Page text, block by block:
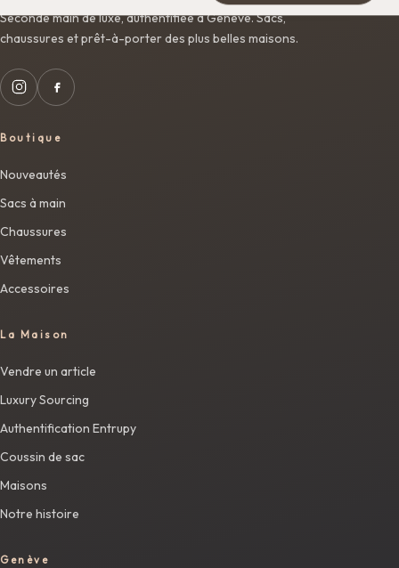
Seconde main de luxe, authentifiée à Genève. Sacs,
chaussures et prêt-à-porter des plus belles maisons.
Boutique
Nouveautés
Sacs à main
Chaussures
Vêtements
Accessoires
La Maison
Vendre un article
Luxury Sourcing
Authentification Entrupy
Coussin de sac
Maisons
Notre histoire
Genève